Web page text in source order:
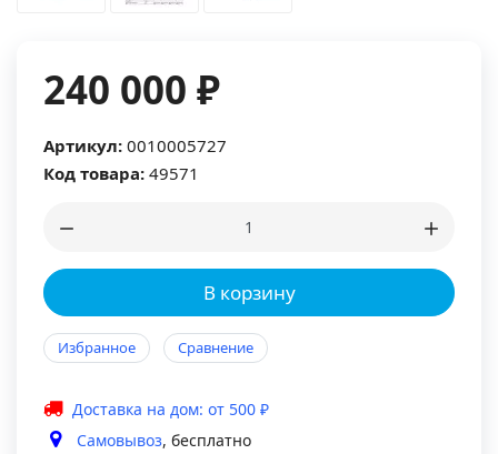
240 000 ₽
Артикул: 0010005727
Код товара: 49571
В корзину
Избранное Сравнение
Доставка на дом: от 500 ₽
Самовывоз, бесплатно